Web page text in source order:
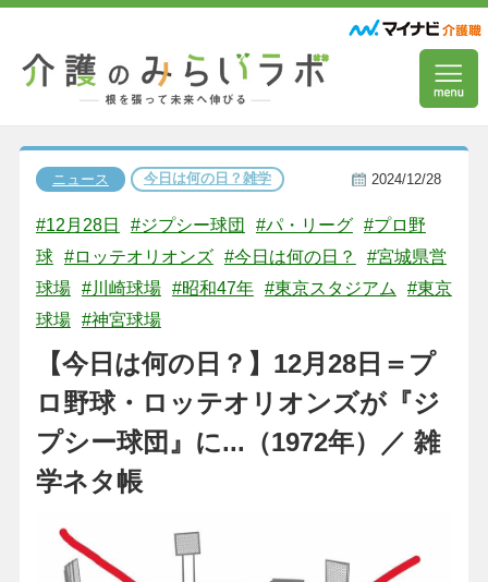
ニュース 今日は何の日？雑学 2024/12/28
#12月28日 #ジプシー球団 #パ・リーグ #プロ野
球 #ロッテオリオンズ #今日は何の日？
#宮城県営
球場 #川崎球場 #昭和47年 #東京スタジアム
#東京
球場 #神宮球場
【今日は何の日？】12月28日＝プ
ロ野球・ロッテオリオンズが『ジ
プシー球団』に...（1972年）／ 雑
学ネタ帳